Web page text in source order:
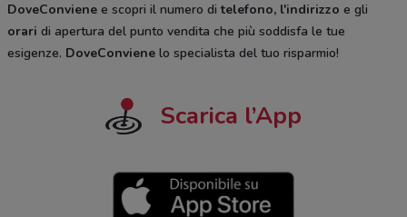
DoveConviene e scopri il numero ditelefono, l'indirizzo e gli
orari di apertura del punto vendita che più soddisfa le tue
esigenze. DoveConviene lo specialista del tuo risparmio!
Scarica l’App